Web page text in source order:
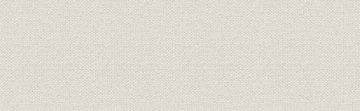
海外事業;経営
第44期下半期海外店評価基準
(案)
1984年(昭
情報システム
コンピュータ・センター・シス
[1984年(